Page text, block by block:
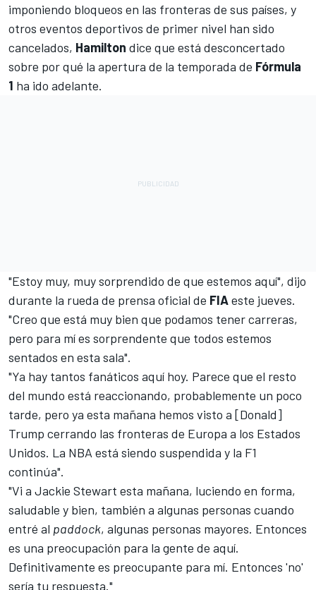
imponiendo bloqueos en las fronteras de sus países, y
otros eventos deportivos de primer nivel han sido
cancelados, Hamilton dice que está desconcertado
sobre por qué la apertura de la temporada de Fórmula
1 ha ido adelante.
"Estoy muy, muy sorprendido de que estemos aquí", dijo
durante la rueda de prensa oficial de FIAeste jueves.
"Creo que está muy bien que podamos tener carreras,
pero para mí es sorprendente que todos estemos
sentados en esta sala".
"Ya hay tantos fanáticos aquí hoy. Parece que el resto
del mundo está reaccionando, probablemente un poco
tarde, pero ya esta mañana hemos visto a [Donald]
Trump cerrando las fronteras de Europa a los Estados
Unidos. La NBA está siendo suspendida y la F1
continúa".
"Vi a Jackie Stewart esta mañana, luciendo en forma,
saludable y bien, también a algunas personas cuando
entré al paddock, algunas personas mayores. Entonces
es una preocupación para la gente de aquí.
Definitivamente es preocupante para mí. Entonces 'no'
sería tu respuesta."